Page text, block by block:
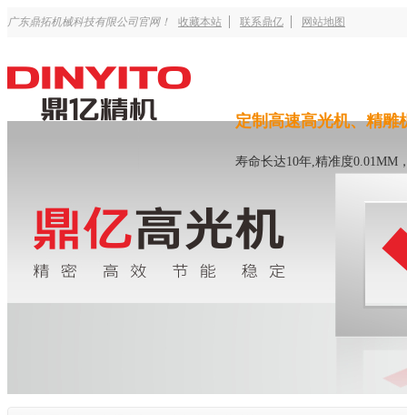
广东鼎拓机械科技有限公司官网！ 收藏本站 联系鼎亿 网站地图
定制高速高光机、精雕
寿命长达10年,精准度0.01MM